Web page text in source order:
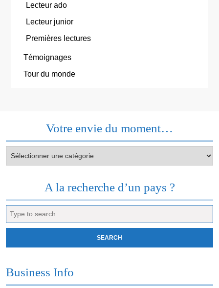
Lecteur ado
Lecteur junior
Premières lectures
Témoignages
Tour du monde
Votre envie du moment…
envie
A la recherche d’un pays ?
for:
Business Info